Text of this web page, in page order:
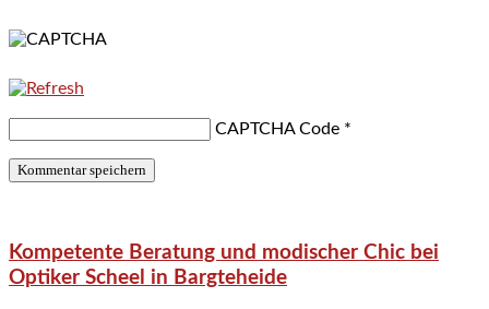
CAPTCHA Code *
Kompetente Beratung und modischer Chic bei
Optiker Scheel in Bargteheide